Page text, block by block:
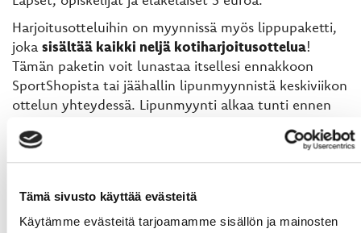
Tämä sivusto käyttää evästeitä
Käytämme evästeitä tarjoamamme sisällön ja mainosten
Harjoitusotteluihin on myynnissä myös lippupaketti,
joka sisältää kaikki neljä kotiharjoitusottelua!
Tämän paketin voit lunastaa itsellesi ennakkoon
SportShopista tai jäähallin lipunmyynnistä keskiviikon
ottelun yhteydessä. Lipunmyynti alkaa tunti ennen
Ottelusta on tarjolla myös nettilähetys Vaasan
nettilähetyksistätästä.